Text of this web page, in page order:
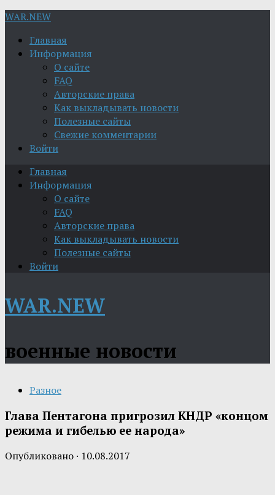
WAR.NEW
Главная
Информация
О сайте
FAQ
Авторские права
Как выкладывать новости
Полезные сайты
Свежие комментарии
Войти
Главная
Информация
О сайте
FAQ
Авторские права
Как выкладывать новости
Полезные сайты
Войти
WAR.NEW
военные новости
Разное
Глава Пентагона пригрозил КНДР «концом
режима и гибелью ее народа»
Опубликовано · 10.08.2017